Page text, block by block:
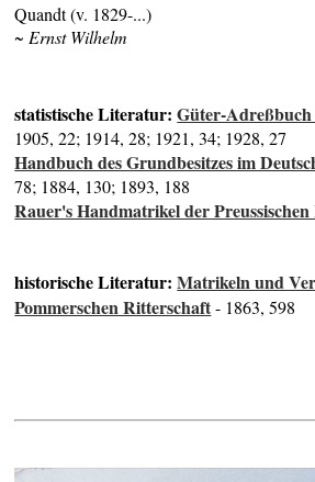
Quandt (v. 1829-...)
~ Ernst Wilhelm
statistische Literatur:Güter-
1905, 22; 1914, 28; 1921, 34; 1928, 27
Handbuch des Grundbesitzes im
78; 1884, 130; 1893, 188
Rauer's Handmatrikel der
historische Literatur:Matrikeln und
Pommerschen Ritterschaft- 1863, 598